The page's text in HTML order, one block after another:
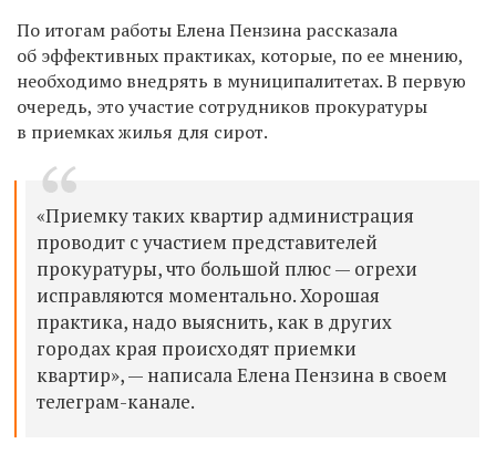
По итогам работы Елена Пензина рассказала
об эффективных практиках, которые, по ее мнению,
необходимо внедрять в муниципалитетах. В первую
очередь, это участие сотрудников прокуратуры
в приемках жилья для сирот.
«Приемку таких квартир администрация
проводит с участием представителей
прокуратуры, что большой плюс — огрехи
исправляются моментально. Хорошая
практика, надо выяснить, как в других
городах края происходят приемки
квартир», — написала Елена Пензина в своем
телеграм-канале.